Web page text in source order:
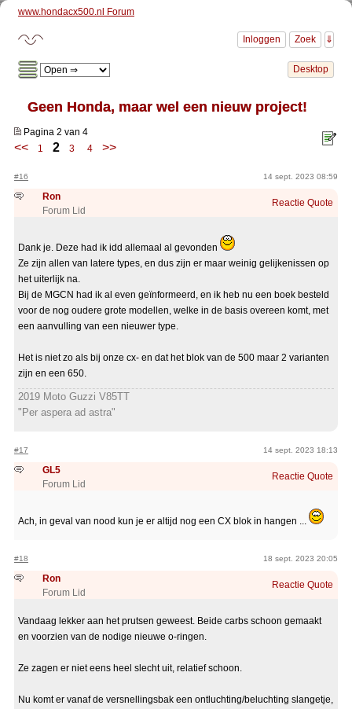
www.hondacx500.nl Forum
Geen Honda, maar wel een nieuw project!
Pagina 2 van 4
<< 1 2 3 4 >>
#16 14 sept. 2023 08:59
Ron
Forum Lid
Reactie Quote
Dank je. Deze had ik idd allemaal al gevonden
Ze zijn allen van latere types, en dus zijn er maar weinig gelijkenissen op
het uiterlijk na.
Bij de MGCN had ik al even geïnformeerd, en ik heb nu een boek besteld
voor de nog oudere grote modellen, welke in de basis overeen komt, met
een aanvulling van een nieuwer type.
Het is niet zo als bij onze cx- en dat het blok van de 500 maar 2 varianten
zijn en een 650.
2019 Moto Guzzi V85TT
"Per aspera ad astra"
#17 14 sept. 2023 18:13
GL5
Forum Lid
Reactie Quote
Ach, in geval van nood kun je er altijd nog een CX blok in hangen ...
#18 18 sept. 2023 20:05
Ron
Forum Lid
Reactie Quote
Vandaag lekker aan het prutsen geweest. Beide carbs schoon gemaakt
en voorzien van de nodige nieuwe o-ringen.
Ze zagen er niet eens heel slecht uit, relatief schoon.
Nu komt er vanaf de versnellingsbak een ontluchting/beluchting slangetje,